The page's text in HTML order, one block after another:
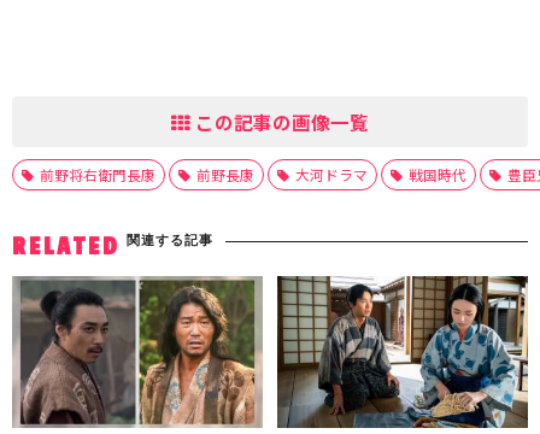
この記事の画像一覧
前野将右衛門長康 前野長康 大河ドラマ 戦国時代 豊臣
RELATED 関連する記事